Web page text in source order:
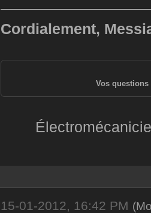
Cordialement,
Vos questions
15-01-2012, 16:42 PM